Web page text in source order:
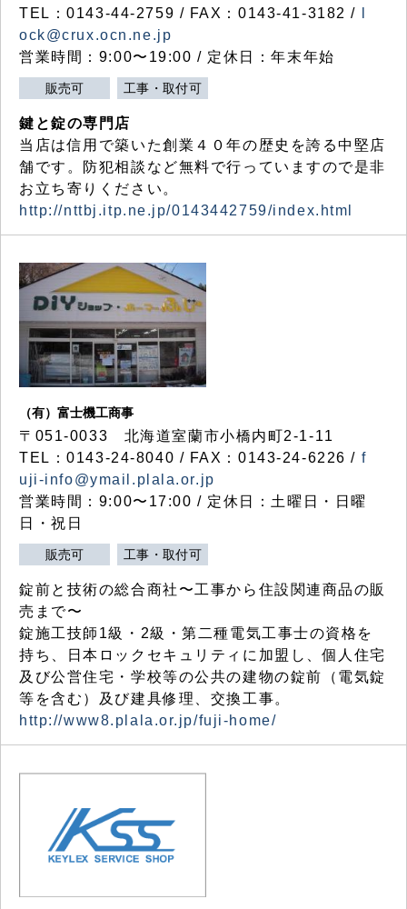
TEL：0143-44-2759 / FAX：0143-41-3182 /
ock@crux.ocn.ne.jp
営業時間：9:00〜19:00 / 定休日：年末年始
販売可 工事・取付可
鍵と錠の専門店
当店は信用で築いた創業４０年の歴史を誇る中堅店
舗です。防犯相談など無料で行っていますので是非
お立ち寄りください。
http://nttbj.itp.ne.jp/0143442759/index.html
（有）富士機工商事
〒051-0033 北海道室蘭市小橋内町2-1-11
TEL：0143-24-8040 / FAX：0143-24-6226 / f
uji-info@ymail.plala.or.jp
営業時間：9:00〜17:00 / 定休日：土曜日・日曜
日・祝日
販売可 工事・取付可
錠前と技術の総合商社〜工事から住設関連商品の販
売まで〜
錠施工技師1級・2級・第二種電気工事士の資格を
持ち、日本ロックセキュリティに加盟し、個人住宅
及び公営住宅・学校等の公共の建物の錠前（電気錠
等を含む）及び建具修理、交換工事。
http://www8.plala.or.jp/fuji-home/